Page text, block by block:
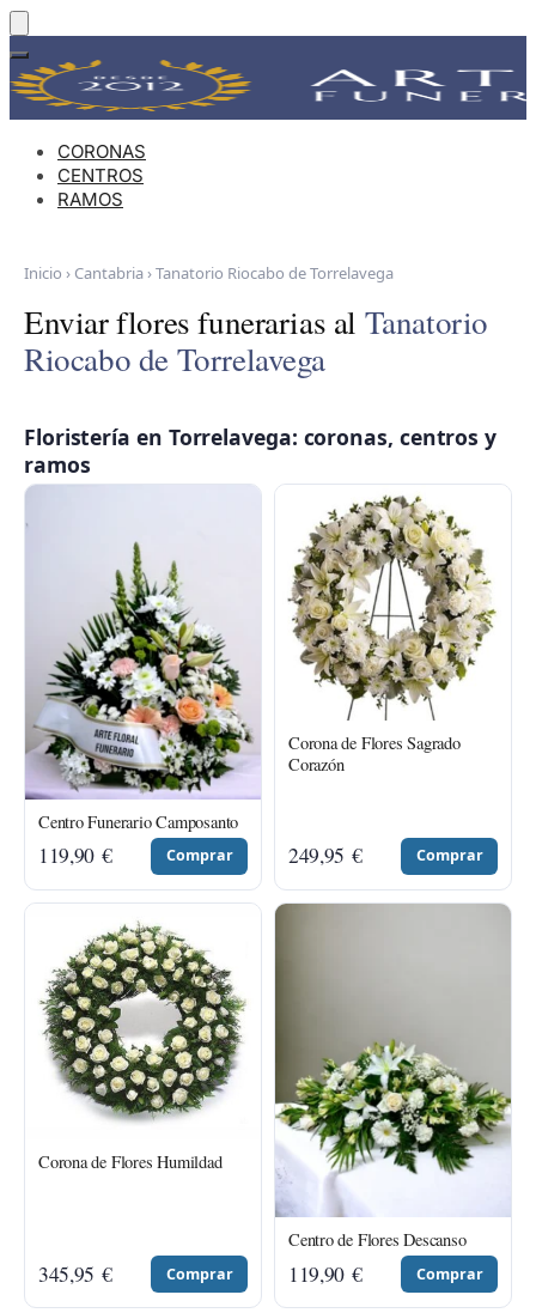
Skip
to
navigation
Skip
to
content
CORONAS
CENTROS
RAMOS
Inicio › Cantabria›Tanatorio Riocabo de Torrelavega
Enviar flores funerarias al Tanatorio
Riocabo de Torrelavega
Floristería en Torrelavega: coronas, centros y
ramos
Centro Funerario Camposanto
119,90 € Comprar
Corona de Flores Sagrado
Corazón
249,95 € Comprar
Corona de Flores Humildad
345,95 € Comprar
Centro de Flores Descanso
119,90 € Comprar